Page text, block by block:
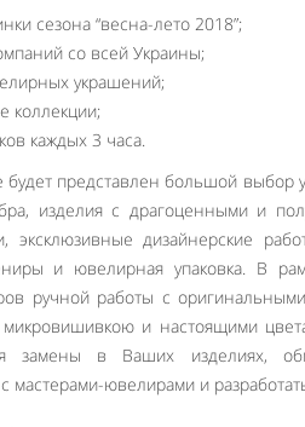
сезона “весна-лето 2018”;
со всей Украины;
украшений;
коллекции;
каждых 3 часа.
представлен большой выбор
изделия с драгоценными и
эксклюзивные дизайнерские
и ювелирная упаковка. В
ручной работы с
микровишивкою и настоящими
замены в Ваших изделиях,
мастерами-ювелирами и